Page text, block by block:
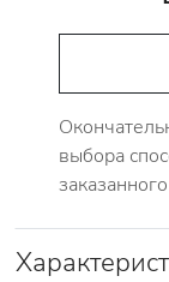
выбора